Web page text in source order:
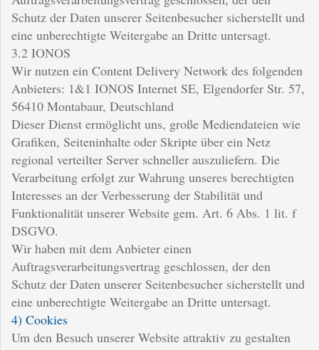
Schutz der Daten unserer Seitenbesucher sicherstellt und
eine unberechtigte Weitergabe an Dritte untersagt.
3.2 IONOS
Wir nutzen ein Content Delivery Network des folgenden
Anbieters: 1&1 IONOS Internet SE, Elgendorfer Str. 57,
56410 Montabaur, Deutschland
Dieser Dienst ermöglicht uns, große Mediendateien wie
Grafiken, Seiteninhalte oder Skripte über ein Netz
regional verteilter Server schneller auszuliefern. Die
Verarbeitung erfolgt zur Wahrung unseres berechtigten
Interesses an der Verbesserung der Stabilität und
Funktionalität unserer Website gem. Art. 6 Abs. 1 lit. f
DSGVO.
Wir haben mit dem Anbieter einen
Auftragsverarbeitungsvertrag geschlossen, der den
Schutz der Daten unserer Seitenbesucher sicherstellt und
eine unberechtigte Weitergabe an Dritte untersagt.
4) Cookies
Um den Besuch unserer Website attraktiv zu gestalten